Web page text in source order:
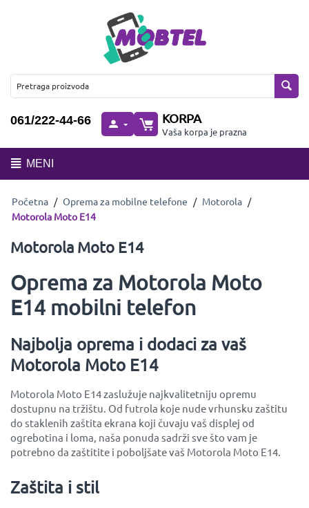
061/222-44-66 KORPA
Vaša korpa je prazna
MENI
Početna / Oprema za mobilne telefone / Motorola /
Motorola Moto E14
Motorola Moto E14
Oprema za Motorola Moto
E14 mobilni telefon
Najbolja oprema i dodaci za vaš
Motorola Moto E14
Motorola Moto E14 zaslužuje najkvalitetniju opremu
dostupnu na tržištu. Od futrola koje nude vrhunsku zaštitu
do staklenih zaštita ekrana koji čuvaju vaš displej od
ogrebotina i loma, naša ponuda sadrži sve što vam je
potrebno da zaštitite i poboljšate vaš Motorola Moto E14.
Zaštita i stil